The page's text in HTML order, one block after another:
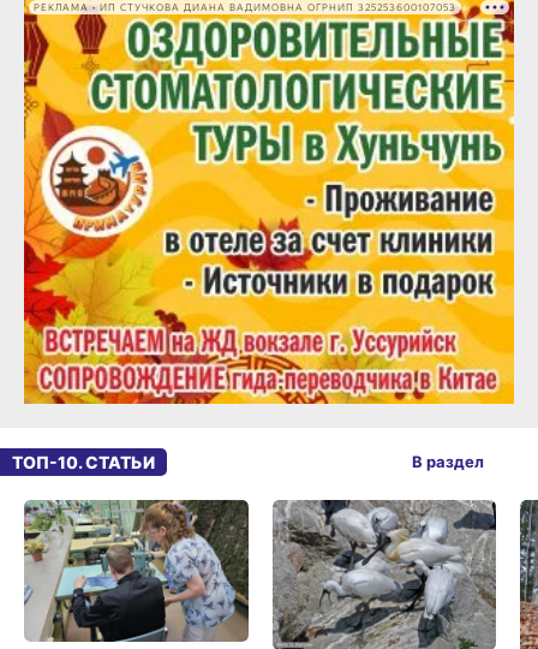
РЕКЛАМА • ИП СТУЧКОВА ДИАНА ВАДИМОВНА ОГРНИП 325253600107053
ТОП-10. СТАТЬИ В раздел